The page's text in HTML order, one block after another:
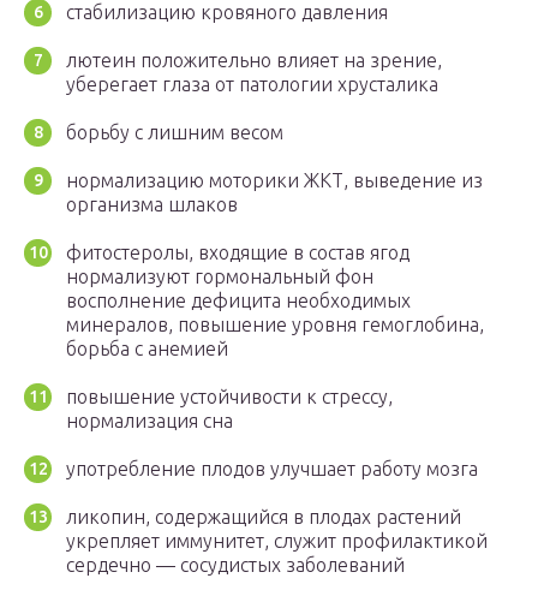
стабилизацию кровяного давления
лютеин положительно влияет на зрение,
уберегает глаза от патологии хрусталика
борьбу с лишним весом
нормализацию моторики ЖКТ, выведение из
организма шлаков
фитостеролы, входящие в состав ягод
нормализуют гормональный фон
восполнение дефицита необходимых
минералов, повышение уровня гемоглобина,
борьба с анемией
повышение устойчивости к стрессу,
нормализация сна
употребление плодов улучшает работу мозга
ликопин, содержащийся в плодах растений
укрепляет иммунитет, служит профилактикой
сердечно — сосудистых заболеваний